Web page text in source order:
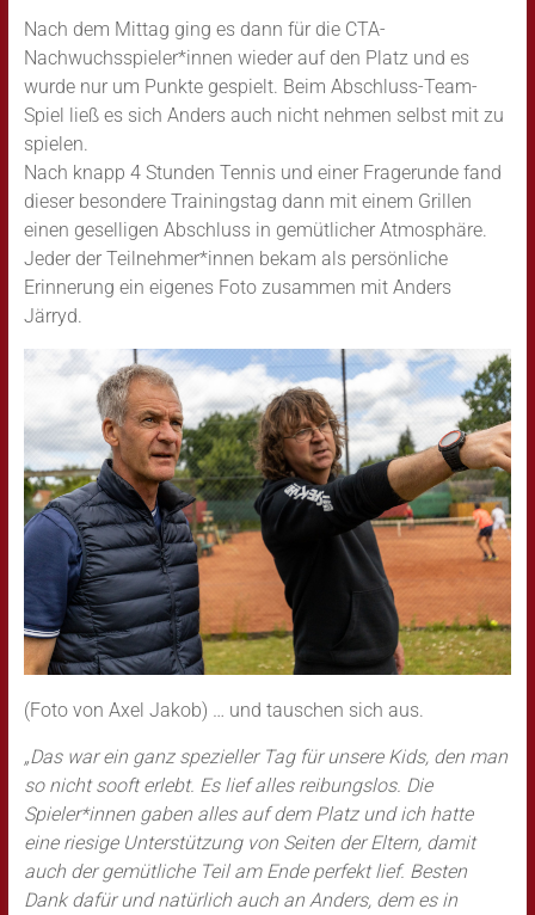
Nach dem Mittag ging es dann für die CTA-
Nachwuchsspieler*innen wieder auf den Platz und es
wurde nur um Punkte gespielt. Beim Abschluss-Team-
Spiel ließ es sich Anders auch nicht nehmen selbst mit zu
spielen.
Nach knapp 4 Stunden Tennis und einer Fragerunde fand
dieser besondere Trainingstag dann mit einem Grillen
einen geselligen Abschluss in gemütlicher Atmosphäre.
Jeder der Teilnehmer*innen bekam als persönliche
Erinnerung ein eigenes Foto zusammen mit Anders
Järryd.
(Foto von Axel Jakob) … und tauschen sich aus.
„Das war ein ganz spezieller Tag für unsere Kids, den man
so nicht sooft erlebt. Es lief alles reibungslos. Die
Spieler*innen gaben alles auf dem Platz und ich hatte
eine riesige Unterstützung von Seiten der Eltern, damit
auch der gemütliche Teil am Ende perfekt lief. Besten
Dank dafür und natürlich auch an Anders, dem es in